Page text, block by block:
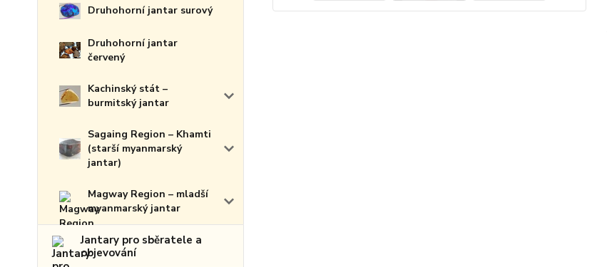
Druhohorní jantar surový
Druhohorní jantar
červený
Kachinský stát –
burmitský jantar
Sagaing Region – Khamti
(starší myanmarský
jantar)
Magway Region – mladší
myanmarský jantar
Jantary pro sběratele a
objevování